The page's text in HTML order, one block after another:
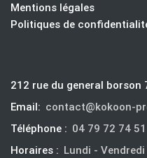
Mentions légales
Politiques de
212 rue du general borson
Email: contact@kokoon-
Téléphone : 04 79 72 74 51
Horaires : Lundi -